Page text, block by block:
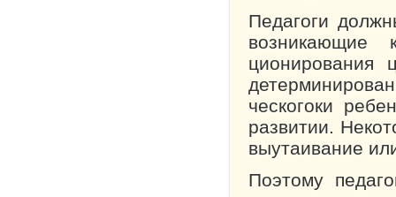
Педагоги
ционирования
ческого­ки
развитии.
вы­утаивание
Поэтому